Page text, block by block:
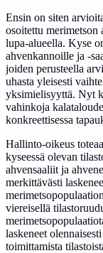
Ensin on siten
osoitettu
lupa-alueella. Kyse
ahvenkannoille ja -
joiden perusteella
uhasta yleisesti
yksimielisyyttä. Nyt
vahinkoja
konkreettisessa
Hallinto-oikeus
kyseessä olevan
ahvensaaliit ja
merkittävästi
viereisellä
laskeneet
toimittamista